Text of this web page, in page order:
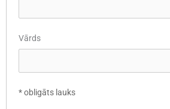
Vārds
*obligāts lauks